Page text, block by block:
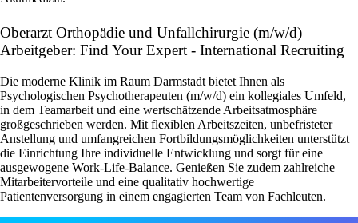
Oberarzt Orthopädie und Unfallchirurgie (m/w/d)
Arbeitgeber: Find Your Expert - International Recruiting
Die moderne Klinik im Raum Darmstadt bietet Ihnen als
Psychologischen Psychotherapeuten (m/w/d) ein kollegiales Umfeld,
in dem Teamarbeit und eine wertschätzende Arbeitsatmosphäre
großgeschrieben werden. Mit flexiblen Arbeitszeiten, unbefristeter
Anstellung und umfangreichen Fortbildungsmöglichkeiten unterstützt
die Einrichtung Ihre individuelle Entwicklung und sorgt für eine
ausgewogene Work-Life-Balance. Genießen Sie zudem zahlreiche
Mitarbeitervorteile und eine qualitativ hochwertige
Patientenversorgung in einem engagierten Team von Fachleuten.